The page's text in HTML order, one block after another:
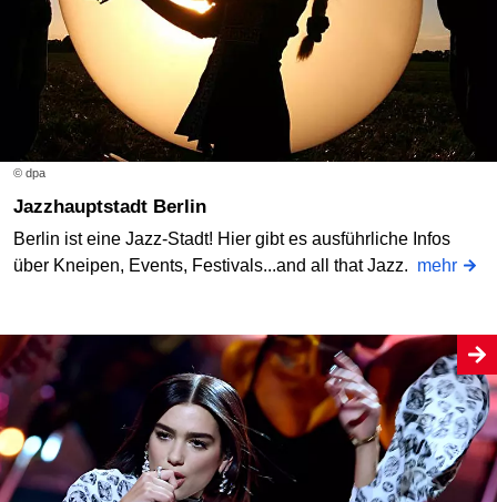
© dpa
Jazzhauptstadt Berlin
Berlin ist eine Jazz-Stadt! Hier gibt es ausführliche Infos
über Kneipen, Events, Festivals...and all that Jazz. mehr